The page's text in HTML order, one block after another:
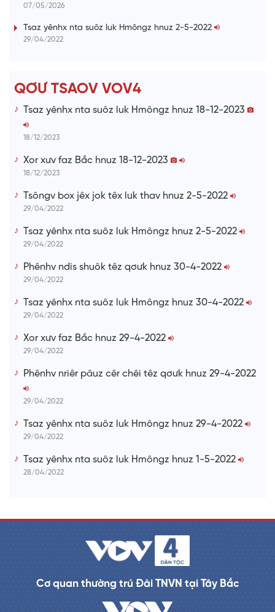
i
07/05/2026
Tsaz yênhx nta suôz luk Hmôngz hnuz 2-5-2022
29/04/2022
QƠƯ TSAOV VOV4
Tsaz yênhx nta suôz luk Hmôngz hnuz 18-12-2023
18/12/2023
Xor xưv faz Bắc hnuz 18-12-2023
18/12/2023
Tsôngv box jêx jok têx luk thav hnuz 2-5-2022
29/04/2022
Tsaz yênhx nta suôz luk Hmôngz hnuz 2-5-2022
29/04/2022
Phênhv ndis shuôk têz qơưk hnuz 30-4-2022
29/04/2022
Tsaz yênhx nta suôz luk Hmôngz hnuz 30-4-2022
29/04/2022
Xor xưv faz Bắc hnuz 29-4-2022
29/04/2022
Phênhv nriêr pâuz cêr chêi têz qơưk hnuz 29-4-2022
29/04/2022
Tsaz yênhx nta suôz luk Hmôngz hnuz 29-4-2022
29/04/2022
Tsaz yênhx nta suôz luk Hmôngz hnuz 1-5-2022
28/04/2022
Cơ quan thường trú Đài TNVN tại Tây Bắc